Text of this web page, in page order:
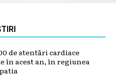
de stentări cardiace
în acest an, în regiunea